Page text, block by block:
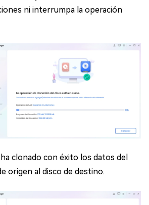
ni interrumpa la operación
clonado con éxito los datos del
origen al disco de destino.